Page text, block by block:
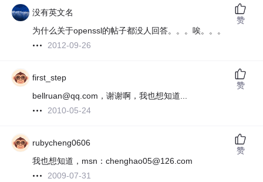
没有英文名
为什么关于openssl的帖子都没人回答。。。唉。。。
2012-09-26
赞
first_step
bellruan@qq.com，谢谢啊，我也想知道...
2010-05-24
赞
rubycheng0606
我也想知道，msn：chenghao05@126.com
2009-07-31
赞